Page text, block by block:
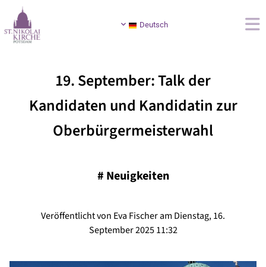
Deutsch
19. September: Talk der
Kandidaten und Kandidatin zur
Oberbürgermeisterwahl
# Neuigkeiten
Veröffentlicht von Eva Fischer am Dienstag, 16.
September 2025 11:32